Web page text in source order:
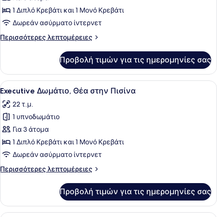
Δωμάτιο,
Θέα
Κήπο
1 Διπλό Κρεβάτι και 1 Μονό Κρεβάτι
Δωρεάν ασύρματο ίντερνετ
Περισσότερες λεπτομέρειες
Περισσότερες
Δωμάτιο,
Θέα
στον
Προβολή τιμών για τις ημερομηνίες σας
Προβολή
όλων
των
φωτογραφιών
για
Executive
Δωμάτιο,
στην
Κλινοσκεπάσματα υψηλής
7
Executive Δωμάτιο, Θέα στην Πισίνα
22 τ.μ.
1 υπνοδωμάτιο
Για 3 άτομα
1 Διπλό Κρεβάτι και 1 Μονό Κρεβάτι
Δωρεάν ασύρματο ίντερνετ
Περισσότερες λεπτομέρειες
Περισσότερες
Δωμάτιο,
Θέα
Προβολή τιμών για τις ημερομηνίες σας